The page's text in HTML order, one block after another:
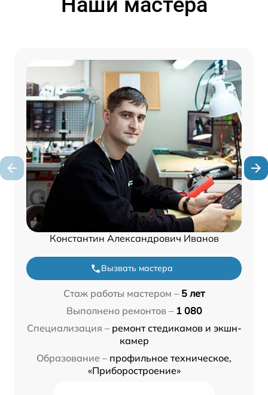
Константин Александрович Иванов
Вызвать мастера
Стаж работы мастером – 5 лет
Выполнено ремонтов – 1 080
Специализация – ремонт стедикамов и экшн-
камер
Образование – профильное техническое,
«Приборостроение»